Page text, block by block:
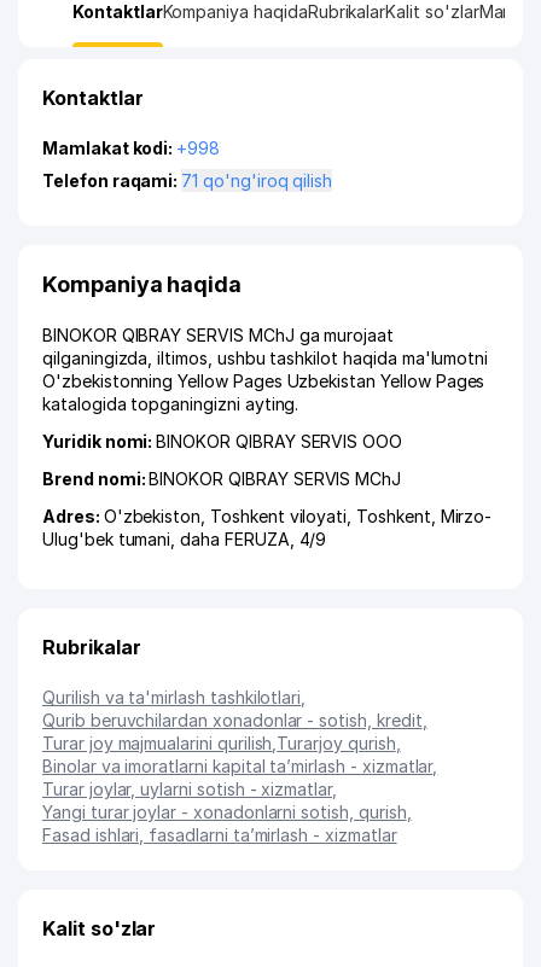
KontaktlarKompaniya haqidaRubrikalarKalit so'zlarManzil
Kontaktlar
Mamlakat kodi: +998
Telefon raqami:
71 qo'ng'iroq qilish
Kompaniya haqida
BINOKOR QIBRAY SERVIS MChJ ga murojaat
qilganingizda, iltimos, ushbu tashkilot haqida ma'lumotni
O'zbekistonning Yellow Pages Uzbekistan Yellow Pages
katalogida topganingizni ayting.
Yuridik nomi:BINOKOR QIBRAY SERVIS ООО
Brend nomi:BINOKOR QIBRAY SERVIS MChJ
Adres: O'zbekiston, Toshkent viloyati Toshkent Mirzo-
Ulug'bek tumani ,daha FERUZA , 4/9
Rubrikalar
Qurilish va ta'mirlash tashkilotlari
Qurib beruvchilardan xonadonlar - sotish, kredit
Turar joy majmualarini qurilish Turarjoy qurish
Binolar va imoratlarni kapital ta’mirlash - xizmatlar,
Turar joylar, uylarni sotish - xizmatlar,
Yangi turar joylar - xonadonlarni sotish, qurish
Fasad ishlari, fasadlarni ta’mirlash - xizmatlar
Kalit so'zlar